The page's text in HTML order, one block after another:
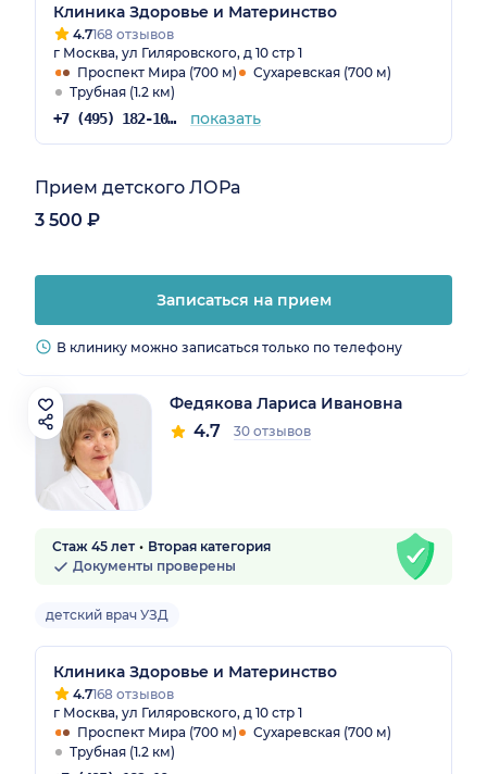
Клиника Здоровье и Материнство
4.7168 отзывов
г Москва, ул Гиляровского, д 10 стр 1
Проспект Мира (700 м)
Сухаревская (700 м)
Трубная (1.2 км)
+7 (495) 182-10-36 показать
Прием детского ЛОРа
3 500 ₽
Записаться на прием
В клинику можно записаться только по телефону
Федякова Лариса Ивановна
4.7 30 отзывов
Стаж 45 лет
Вторая категория
Документы проверены
детский врач УЗД
Клиника Здоровье и Материнство
4.7168 отзывов
г Москва, ул Гиляровского, д 10 стр 1
Проспект Мира (700 м)
Сухаревская (700 м)
Трубная (1.2 км)